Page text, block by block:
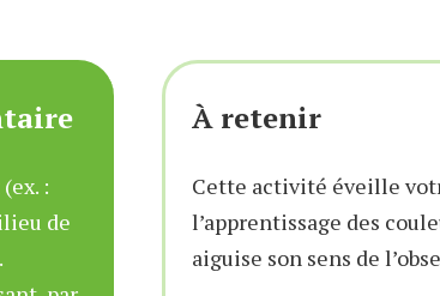
:
de
À retenir
Cette activité éveille
l’apprentissage des
aiguise son sens de